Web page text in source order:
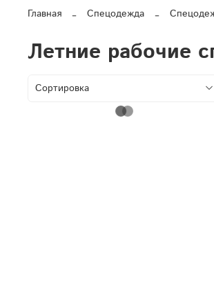
Главная Спецодежда
Летние рабочие